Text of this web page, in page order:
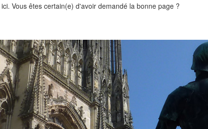
Vous êtes certain(e) d'avoir demandé la bonne page ?